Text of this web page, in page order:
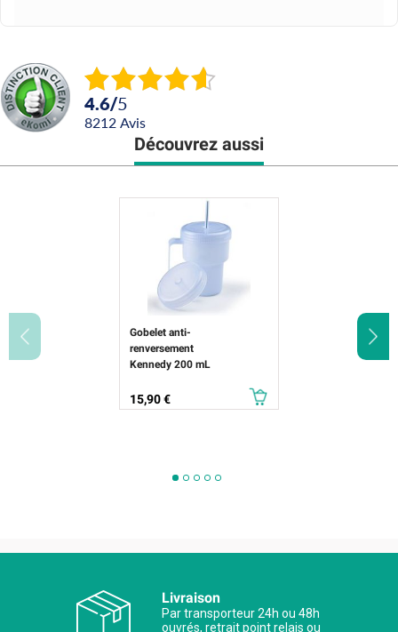
4.6/5
8212 avis
Découvrez aussi
Gobelet anti-
renversement
Kennedy 200 mL
Prix
15,90 €
Livraison
Par transporteur 24h ou 48h
ouvrés, retrait point relais ou